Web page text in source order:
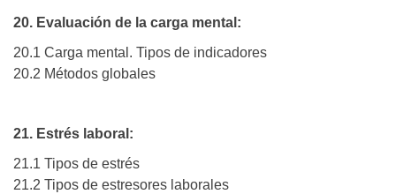
20. Evaluación de la carga mental:
20.1 Carga mental. Tipos de indicadores
20.2 Métodos globales
21. Estrés laboral:
21.1 Tipos de estrés
21.2 Tipos de estresores laborales